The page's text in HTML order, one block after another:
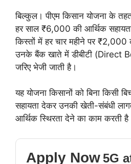
बिल्कुल। पीएम किसान योजना के तहत
हर साल ₹6,000 की आर्थिक सहायता
किस्तों में हर चार महीने पर
उनके बैंक खाते में डीबीटी (Direct
जरिए भेजी जाती है।
यह योजना किसानों को बिना किसी
सहायता देकर उनकी खेती-संबंधी
आर्थिक स्थिरता देने का काम करती
Apply Now5G